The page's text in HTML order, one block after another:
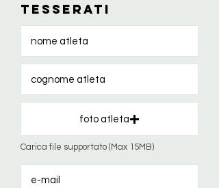
TESSERATI
foto atleta
Carica file supportato (Max 15MB)